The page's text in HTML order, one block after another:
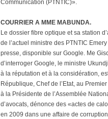
Communication (PTNTIC)».
COURRIER A MME MABUNDA.
Le dossier fibre optique et sa station
de l’actuel ministre des PTNTIC
presse, disponible sur Google. Me
d’interroger Google, le ministre
à la réputation et à la considération,
République, Chef de l’Etat, au
à la Présidente de l’Assemblée
d’avocats, dénonce des «actes de
en 2009 dans une affaire de